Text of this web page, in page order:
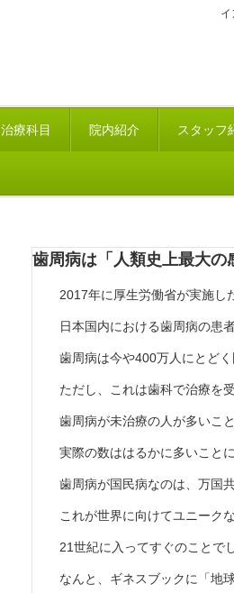
イ
治療科目 院内紹介 スタッフ
歯周病は「人類史上最大の
2017年に厚生労働省が実施し
日本国内における歯周病の患
歯周病は今や400万人にとどく
ただし、これは歯科で治療を
歯周病が未治療の人が多いこ
実際の数ははるかに多いこと
歯周病が国民病なのは、万国共
これが世界に向けてユニーク
21世紀に入ってすぐのことでし
なんと、ギネスブックに「地